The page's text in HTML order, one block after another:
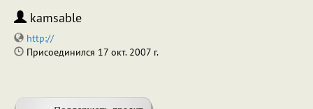
kamsable
http://
Присоединился 17 окт. 2007 г.